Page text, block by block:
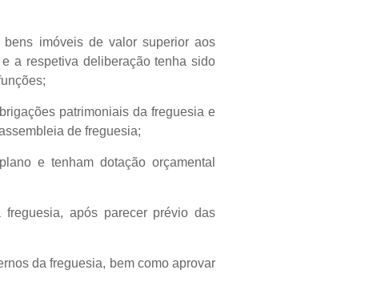
imóveis de valor superior aos
a respetiva deliberação tenha sido
patrimoniais da freguesia e
de freguesia;
e tenham dotação orçamental
após parecer prévio das
da freguesia, bem como aprovar